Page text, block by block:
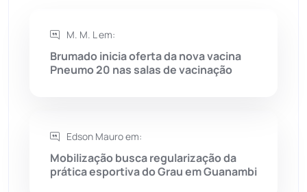
Rio de Contas
Rio do Antônio
Saúde
Seabra (50)
M. M. L em:
Brumado inicia oferta da nova vacina
Pneumo 20 nas salas de vacinação
Edson Mauro em:
Mobilização busca regularização da
prática esportiva do Grau em Guanambi